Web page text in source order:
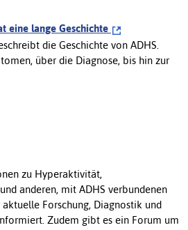
eine lange Geschichte
die Geschichte von ADHS.
über die Diagnose, bis hin zur
zu Hyperaktivität,
anderen, mit ADHS verbundenen
Forschung, Diagnostik und
Zudem gibt es ein Forum um